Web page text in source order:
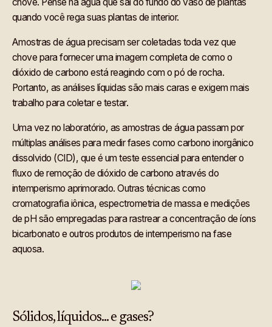
chove. Pense na água que sai do fundo do vaso de plantas
quando você rega suas plantas de interior.
Amostras de água precisam ser coletadas toda vez que
chove para fornecer uma imagem completa de como o
dióxido de carbono está reagindo com o pó de rocha.
Portanto, as análises líquidas são mais caras e exigem mais
trabalho para coletar e testar.
Uma vez no laboratório, as amostras de água passam por
múltiplas análises para medir fases como carbono inorgânico
dissolvido (CID), que é um teste essencial para entender o
fluxo de remoção de dióxido de carbono através do
intemperismo aprimorado. Outras técnicas como
cromatografia iônica, espectrometria de massa e medições
de pH são empregadas para rastrear a concentração de íons
bicarbonato e outros produtos de intemperismo na fase
aquosa.
Sólidos, líquidos... e gases?